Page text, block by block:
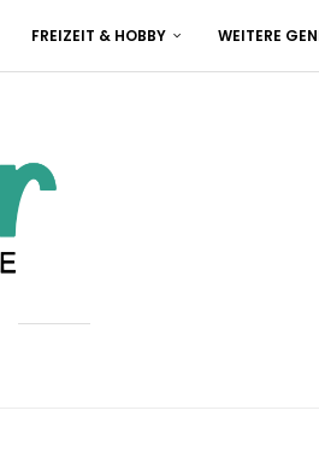
FREIZEIT & HOBBY WEITERE